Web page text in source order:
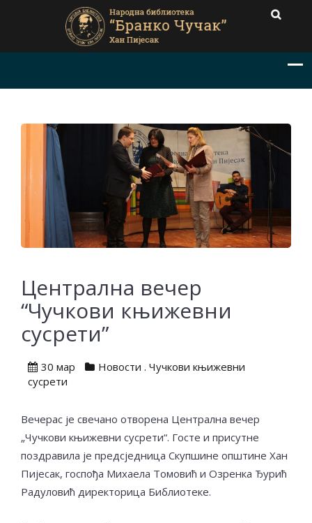
Централна вечер
“Чучкови књижевни
сусрети”
30 мар Новости . Чучкови књижевни
сусрети
Вечерас је свечано отворена Централна вечер
„Чучкови књижевни сусрети“. Госте и присутне
поздравила је предсједница Скупшине општине Хан
Пијесак, госпођа Михаела Томовић и Озренка Ђурић
Радуловић директорица Библиотеке.